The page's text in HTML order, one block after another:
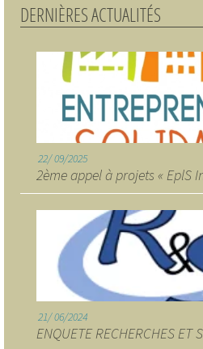
DERNIÈRES ACTUALITÉS
22 09/2025
2ème appel à projets « EplS
21 06/2024
ENQUETE RECHERCHES ET